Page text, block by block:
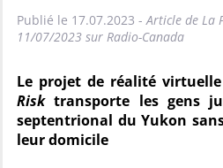
Publié le 17.07.2023 -Article de La
11/07/2023 sur Radio-Canada
Le projet de réalité virtuelle
Risktransporte les gens
septentrional du Yukon
leur domicile